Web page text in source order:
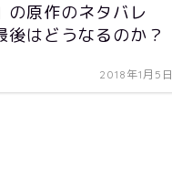
の原作のネタバレ
後はどうなるのか？
2018年1月5日